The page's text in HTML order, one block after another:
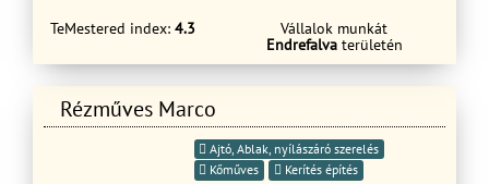
TeMestered index: 4.3
Vállalok munkát
Endrefalvaterületén
Rézműves Marco
Ajtó, Ablak, nyílászáró szerelés
Kőműves
Kerítés építés